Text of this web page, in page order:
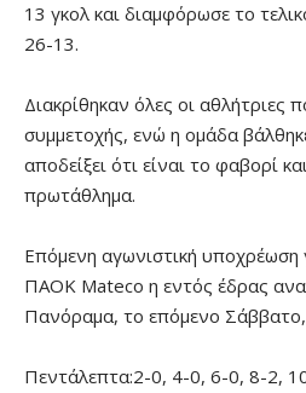
13 γκολ και διαμφόρωσε το
26-13.
Διακρίθηκαν όλες οι αθλήτριες
συμμετοχής, ενώ η ομάδα
αποδείξει ότι είναι το φαβορί
πρωτάθλημα.
Επόμενη αγωνιστική υποχρέωση
ΠΑΟΚ Mateco η εντός έδρας
Πανόραμα, το επόμενο
Πεντάλεπτα:2-0, 4-0, 6-0, 8-2,